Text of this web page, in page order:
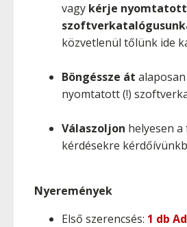
vagy kérje
közvetlenül tőlünk ide
Böngéssze át
nyomtatott (!)
Válaszoljon helyesen
kérdésekre
Nyeremények
Első szerencsés: 1 db